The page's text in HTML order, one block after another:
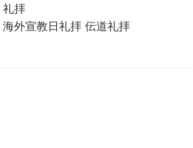
拝
外宣教日礼拝 伝道礼拝